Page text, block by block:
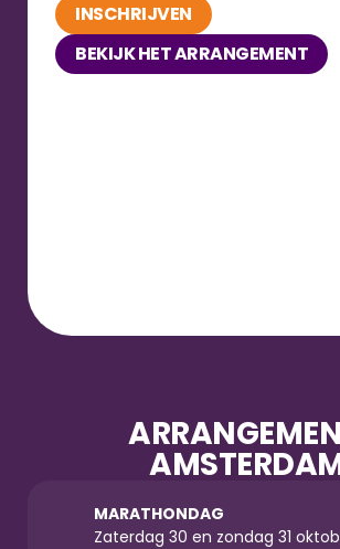
INSCHRIJVEN
BEKIJK HET ARRANGEMENT
MARATHONDAG
Zaterdag 30 en zondag 31